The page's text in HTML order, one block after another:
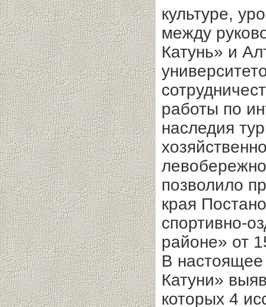
культуре,
между
Катунь» и
работы по
наследия
позволило
края
спортивно-
районе» от
В
Катуни»
которых 4